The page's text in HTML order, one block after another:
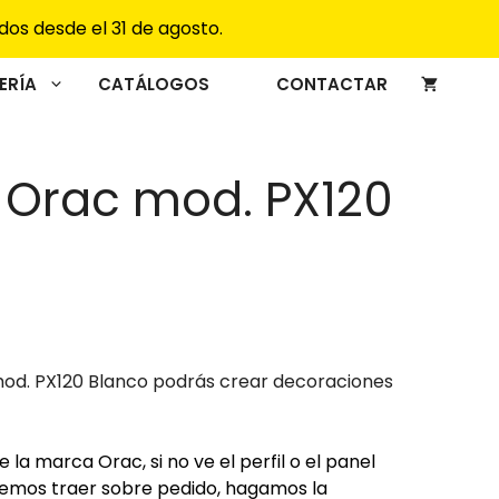
desde el 31 de agosto.
CATÁLOGOS CONTACTAR
mod. PX120
PX120 Blanco podrás crear decoraciones
la marca Orac, si no ve el perfil o el panel
traer sobre pedido, hagamos la
Blanco
cantidad